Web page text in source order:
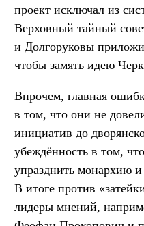
проект исключал из
Верховный тайный
и Долгоруковы
чтобы замять идею
Впрочем, главная
в том, что они не
инициатив до
убеждённость в том,
упразднить монархию и
В итоге против
лидеры мнений,